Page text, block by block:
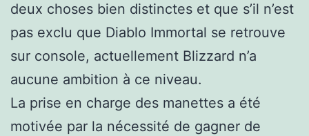
deux choses bien distinctes et que s’il n’est
pas exclu que Diablo Immortal se retrouve
sur console, actuellement Blizzard n’a
aucune ambition à ce niveau.
La prise en charge des manettes a été
motivée par la nécessité de gagner de